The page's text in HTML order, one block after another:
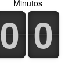
0
0
1
1 0
0
1
1
Minutos